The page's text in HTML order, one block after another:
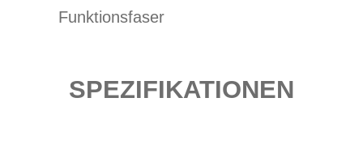
Funktionsfaser
SPEZIFIKATIONEN